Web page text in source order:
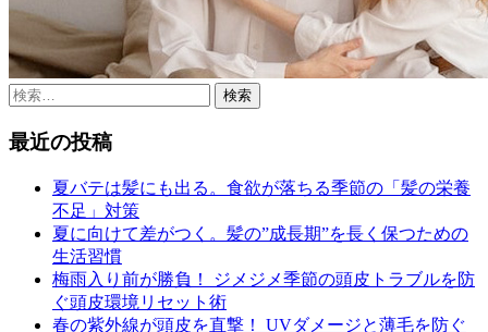
検
最近の投稿
夏バテは髪にも出る。食欲が落ちる季節の「髪の栄養
不足」対策
夏に向けて差がつく。髪の”成長期”を長く保つための
生活習慣
梅雨入り前が勝負！ ジメジメ季節の頭皮トラブルを防
ぐ頭皮環境リセット術
春の紫外線が頭皮を直撃！ UVダメージと薄毛を防ぐ